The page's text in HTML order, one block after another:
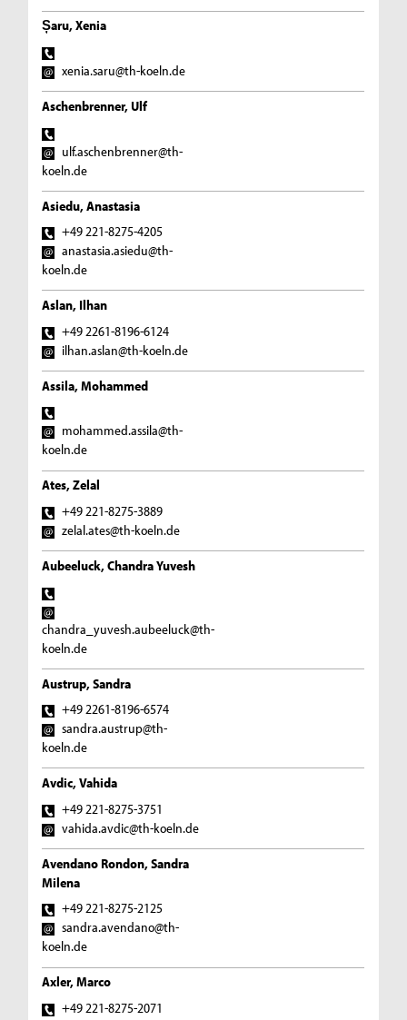
Șaru, Xenia
xenia.saru@th-koeln.de
Aschenbrenner, Ulf
ulf.aschenbrenner@th-
koeln.de
Asiedu, Anastasia
+49 221-8275-4205
anastasia.asiedu@th-
koeln.de
Aslan, Ilhan
+49 2261-8196-6124
ilhan.aslan@th-koeln.de
Assila, Mohammed
mohammed.assila@th-
koeln.de
Ates, Zelal
+49 221-8275-3889
zelal.ates@th-koeln.de
Aubeeluck, Chandra Yuvesh
chandra_yuvesh.aubeeluck@th-
koeln.de
Austrup, Sandra
+49 2261-8196-6574
sandra.austrup@th-
koeln.de
Avdic, Vahida
+49 221-8275-3751
vahida.avdic@th-koeln.de
Avendano Rondon, Sandra
Milena
+49 221-8275-2125
sandra.avendano@th-
koeln.de
Axler, Marco
+49 221-8275-2071